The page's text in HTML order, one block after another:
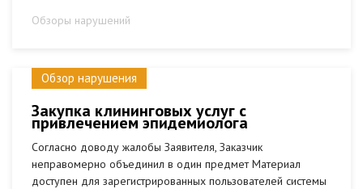
Обзоры нарушений
Обзор нарушения
Закупка клининговых услуг с
привлечением эпидемиолога
Согласно доводу жалобы Заявителя, Заказчик
неправомерно объединил в один предмет Материал
доступен для зарегистрированных пользователей системы